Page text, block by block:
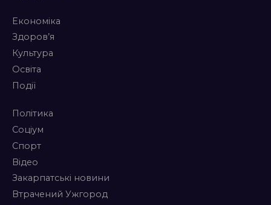
Економіка
Здоров’я
Культура
Освіта
Події
Політика
Соціум
Спорт
Відео
Закарпатські новини
Втрачений Ужгород